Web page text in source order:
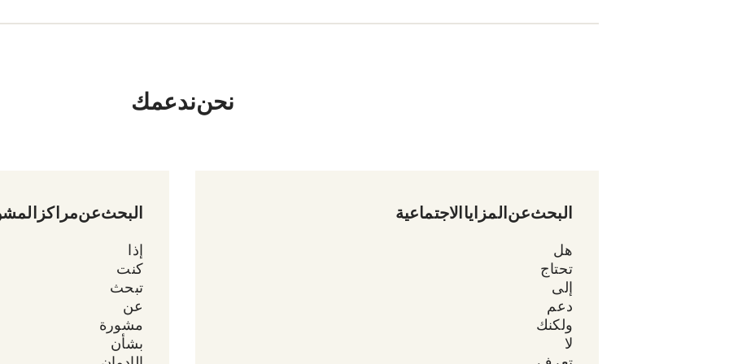
نحن ندعمك
البحث عن المزايا الاجتماعية
هل
تحتاج
إلى
دعم
ولكنك
لا
البحث عن مراكز
إذا
كنت
تبحث
عن
مشورة
بشأن